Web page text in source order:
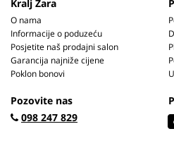
Kralj Žara
O nama
Informacije o poduzeću
Posjetite naš prodajni salon
Garancija najniže cijene
Poklon bonovi
Pozovite nas
098 247 829